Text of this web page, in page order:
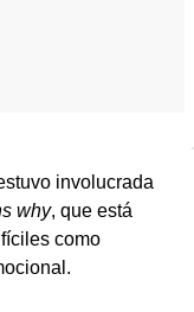
involucrada
why, que está
como